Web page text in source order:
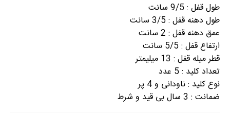
طول قفل : 9/5 سانت
طول دهنه قفل : 3/5 سانت
عمق دهنه قفل : 2 سانت
ارتفاع قفل : 5/5 سانت
قطر میله قفل : 13 میلیمتر
تعداد کلید : 5 عدد
نوع کلید : ناودانی و 4 پر
ضمانت : 3 سال بی قید و شرط